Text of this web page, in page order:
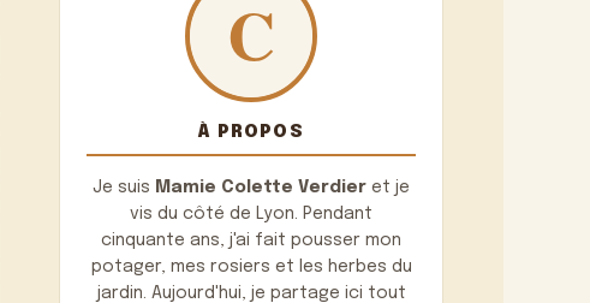
À PROPOS
Je suis Mamie Colette Verdier et je
vis du côté de Lyon. Pendant
cinquante ans, j'ai fait pousser mon
potager, mes rosiers et les herbes du
jardin. Aujourd'hui, je partage ici tout